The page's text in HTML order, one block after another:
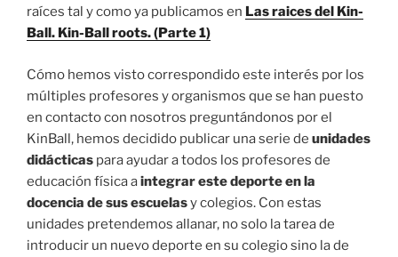
raíces tal y como ya publicamos en Las raices del Kin-
Ball. Kin-Ball roots. (Parte 1)
Cómo hemos visto correspondido este interés por los
múltiples profesores y organismos que se han puesto
en contacto con nosotros preguntándonos por el
KinBall, hemos decidido publicar una serie de unidades
didácticas para ayudar a todos los profesores de
educación física aintegrar este deporte en la
docencia de sus escuelasy colegios. Con estas
unidades pretendemos allanar, no solo la tarea de
introducir un nuevo deporte en su colegio sino la de